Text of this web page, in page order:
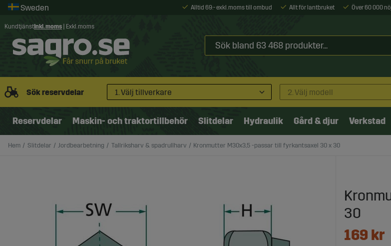
Alltid 69:- exkl. moms till ombud Allt för lantbruket Över 60 000
Kundtjänst Inkl. moms Exkl. moms
Sök reservdelar 1. Välj tillverkare 2. Välj modell
Reservdelar Maskin- och traktortillbehör Slitdelar Hydraulik Gård & djur Verkstad
Hem Slitdelar Jordbearbetning Tallriksharv & spadrullharv Kronmutter M30x3,5 -passar till fyrkantsaxel 30 x 30
30
169 kr